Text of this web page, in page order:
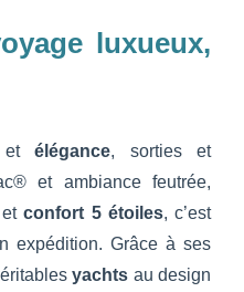
luxueux,
et élégance, sorties et
et ambiance feutrée,
etconfort 5 étoiles, c’est
expédition. Grâce à ses
yachts au design